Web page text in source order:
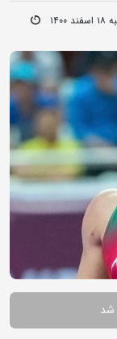
۱۴۰۰